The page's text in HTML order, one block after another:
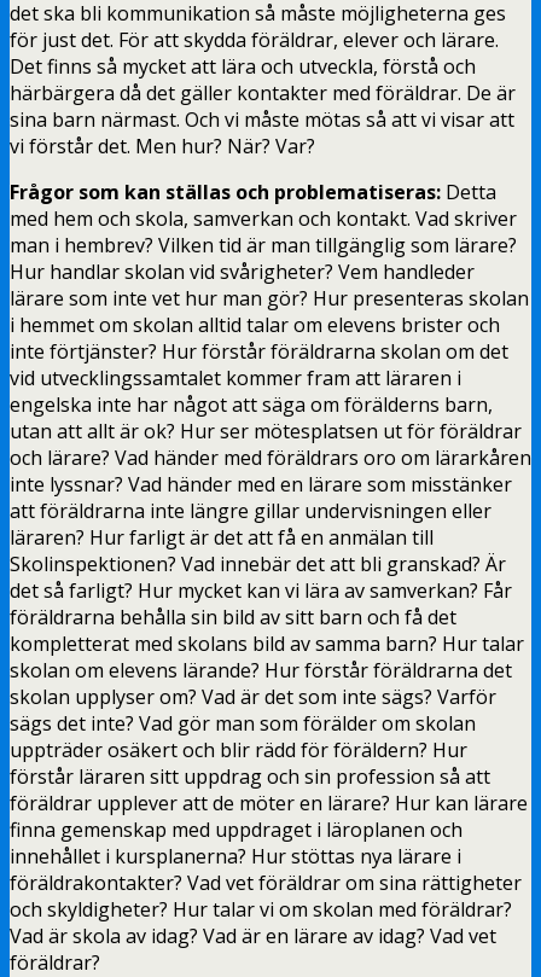
det ska bli kommunikation så måste möjligheterna ges
för just det. För att skydda föräldrar, elever och lärare.
Det finns så mycket att lära och utveckla, förstå och
härbärgera då det gäller kontakter med föräldrar. De är
sina barn närmast. Och vi måste mötas så att vi visar att
vi förstår det. Men hur? När? Var?
Frågor som kan ställas och problematiseras: Detta
med hem och skola, samverkan och kontakt. Vad skriver
man i hembrev? Vilken tid är man tillgänglig som lärare?
Hur handlar skolan vid svårigheter? Vem handleder
lärare som inte vet hur man gör? Hur presenteras skolan
i hemmet om skolan alltid talar om elevens brister och
inte förtjänster? Hur förstår föräldrarna skolan om det
vid utvecklingssamtalet kommer fram att läraren i
engelska inte har något att säga om förälderns barn,
utan att allt är ok? Hur ser mötesplatsen ut för föräldrar
och lärare? Vad händer med föräldrars oro om lärarkåren
inte lyssnar? Vad händer med en lärare som misstänker
att föräldrarna inte längre gillar undervisningen eller
läraren? Hur farligt är det att få en anmälan till
Skolinspektionen? Vad innebär det att bli granskad? Är
det så farligt? Hur mycket kan vi lära av samverkan? Får
föräldrarna behålla sin bild av sitt barn och få det
kompletterat med skolans bild av samma barn? Hur talar
skolan om elevens lärande? Hur förstår föräldrarna det
skolan upplyser om? Vad är det som inte sägs? Varför
sägs det inte? Vad gör man som förälder om skolan
uppträder osäkert och blir rädd för föräldern? Hur
förstår läraren sitt uppdrag och sin profession så att
föräldrar upplever att de möter en lärare? Hur kan lärare
finna gemenskap med uppdraget i läroplanen och
innehållet i kursplanerna? Hur stöttas nya lärare i
föräldrakontakter? Vad vet föräldrar om sina rättigheter
och skyldigheter? Hur talar vi om skolan med föräldrar?
Vad är skola av idag? Vad är en lärare av idag? Vad vet
föräldrar?